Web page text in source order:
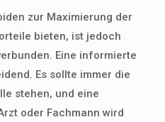
zur Maximierung der
bieten, ist jedoch
Eine informierte
Es sollte immer die
stehen, und eine
oder Fachmann wird